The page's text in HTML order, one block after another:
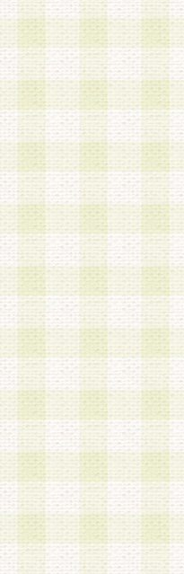
1.会員は、会員登
加する際には、
スワードを使用
2.登録の際に当社
の使用に関して
3.会員は、当社か
貸与、名義変更
ならないものとし
4.当社は、会員
盗用など第三者
き事由の有無、
のとします。
第5条 会員の登録
1.当社は、会員
アドレス等会員
シーポリシー
」
は、当該個人情
す。なお、これ
かじめ会員の同
a.本サービスの実
b.本サービスに係
c.会員からの電